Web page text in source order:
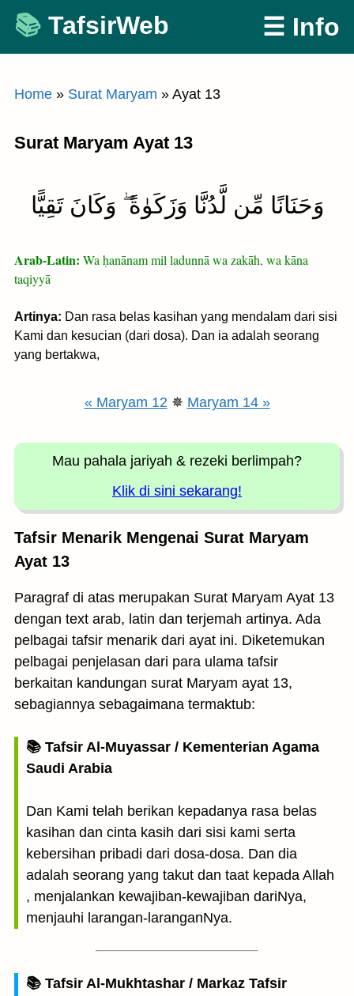
Skip
content
TafsirWeb ☰ Info
Home » Surat Maryam » Ayat 13
Surat Maryam Ayat 13
وَحَنَانًا مِّن لَّدُنَّا وَزَكَوٰةً ۖ وَكَانَ تَقِيًّا
Arab-Latin: Wa ḥanānam mil ladunnā wa zakāh, wa kāna
taqiyyā
Artinya: Dan rasa belas kasihan yang mendalam dari sisi
Kami dan kesucian (dari dosa). Dan ia adalah seorang
yang bertakwa,
« Maryam 12✵ Maryam 14 »
Mau pahala jariyah & rezeki berlimpah?
Klik di sini sekarang!
Tafsir Menarik Mengenai Surat Maryam
Ayat 13
Paragraf di atas merupakan Surat Maryam Ayat 13
dengan text arab, latin dan terjemah artinya. Ada
pelbagai tafsir menarik dari ayat ini. Diketemukan
pelbagai penjelasan dari para ulama tafsir
berkaitan kandungan surat Maryam ayat 13,
sebagiannya sebagaimana termaktub:
📚 Tafsir Al-Muyassar / Kementerian Agama
Saudi Arabia
Dan Kami telah berikan kepadanya rasa belas
kasihan dan cinta kasih dari sisi kami serta
kebersihan pribadi dari dosa-dosa. Dan dia
adalah seorang yang takut dan taat kepada Allah
, menjalankan kewajiban-kewajiban dariNya,
menjauhi larangan-laranganNya.
📚 Tafsir Al-Mukhtashar / Markaz Tafsir